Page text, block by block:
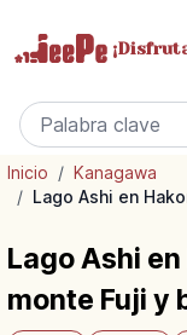
Inicio / Kanagawa
/ Lago Ashi en
Lago Ashi
monte Fuji y